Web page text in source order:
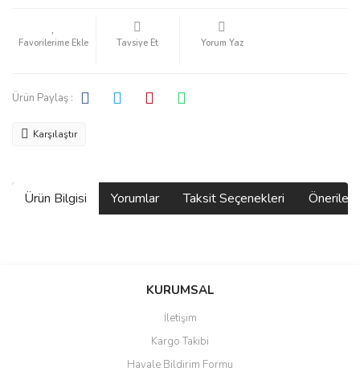
Tavsiye Et Yorum Yaz
Ürün Paylaş :
Karşılaştır
Ürün Bilgisi Yorumlar Taksit Seçenekleri
Bu ürüne ilk yorumu siz yapın!
Ürün resmi kalitesiz, bozuk veya görüntülenemiyor.
Ürün açıklamasında eksik bilgiler bulunuyor.
KURUMSAL
İletişim
Kargo Takibi
Havale Bildirim Formu